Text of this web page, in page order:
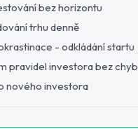
bez horizontu
trhu denně
- odkládání startu
pravidel investora bez chyb
nového investora